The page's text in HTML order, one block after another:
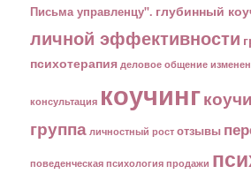
Письма управленцу". глубинный
личной эффективности
психотерапия деловое общение
консультация коучинг
группа личностный рост отзывы
поведенческая психология продажи